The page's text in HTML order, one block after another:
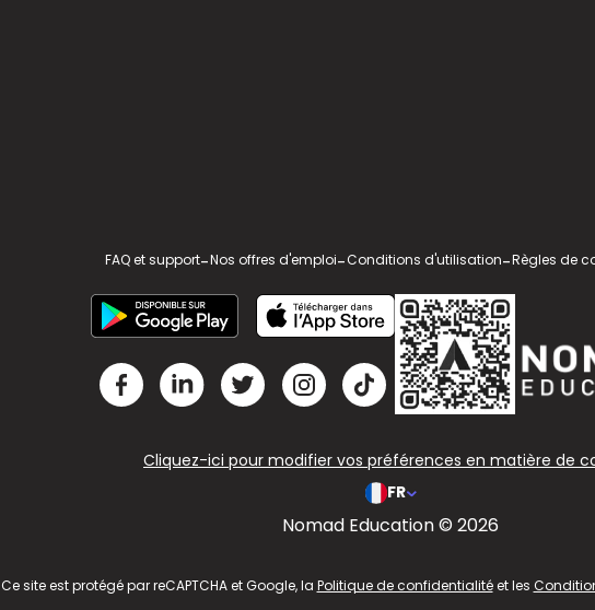
FAQ et support-Nos offres d'emploi-Conditions d'utilisation-Règles de
Cliquez-ici pour modifier vos préférences en matière de
FR
Nomad Education © 2026
Ce site est protégé par reCAPTCHA et Google, la Politique de confidentialitéet les